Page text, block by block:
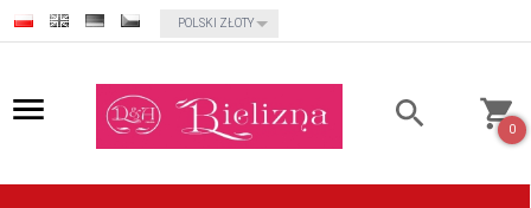
currency_h
POLSKI ZŁOTY
0